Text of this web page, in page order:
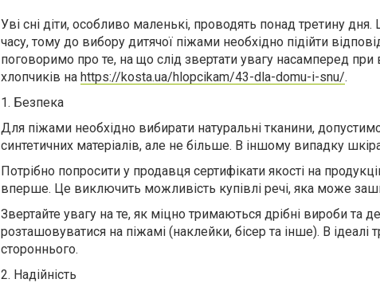
Уві сні діти, особливо маленькі, проводять понад третину
часу, тому до вибору дитячої піжами необхідно підійти
поговоримо про те, на що слід звертати увагу насамперед при
хлопчиків на https://kosta.ua/hlopcikam/43-dla-domu-i-snu/.
1. Безпека
Для піжами необхідно вибирати натуральні тканини,
синтетичних матеріалів, але не більше. В іншому випадку
Потрібно попросити у продавця сертифікати якості на
вперше. Це виключить можливість купівлі речі, яка може
Звертайте увагу на те, як міцно тримаються дрібні вироби та
розташовуватися на піжамі (наклейки, бісер та інше). В ідеалі
стороннього.
2. Надійність